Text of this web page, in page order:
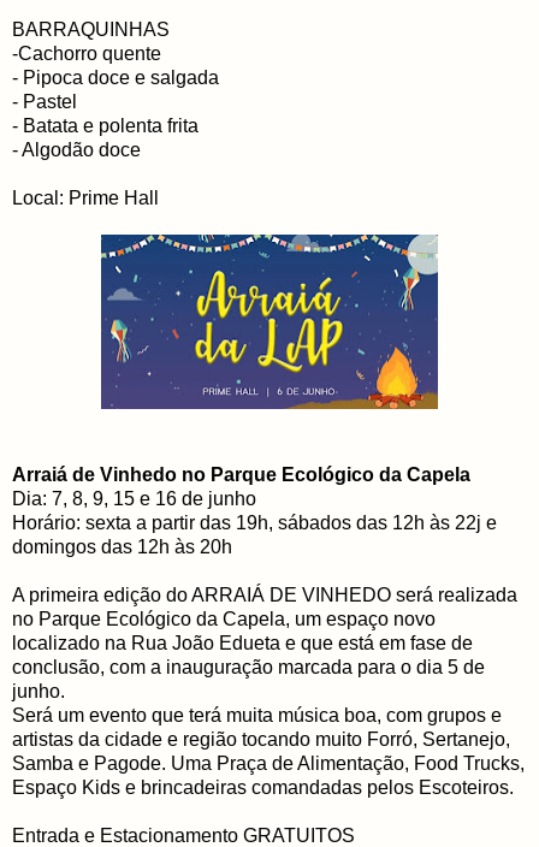
BARRAQUINHAS
-Cachorro quente
- Pipoca doce e salgada
- Pastel
- Batata e polenta frita
- Algodão doce
Local: Prime Hall
Arraiá de Vinhedo no Parque Ecológico da Capela
Dia: 7, 8, 9, 15 e 16 de junho
Horário: sexta a partir das 19h, sábados das 12h às 22j e
domingos das 12h às 20h
A primeira edição do ARRAIÁ DE VINHEDO será realizada
no Parque Ecológico da Capela, um espaço novo
localizado na Rua João Edueta e que está em fase de
conclusão, com a inauguração marcada para o dia 5 de
junho.
Será um evento que terá muita música boa, com grupos e
artistas da cidade e região tocando muito Forró, Sertanejo,
Samba e Pagode. Uma Praça de Alimentação, Food Trucks,
Espaço Kids e brincadeiras comandadas pelos Escoteiros.
Entrada e Estacionamento GRATUITOS